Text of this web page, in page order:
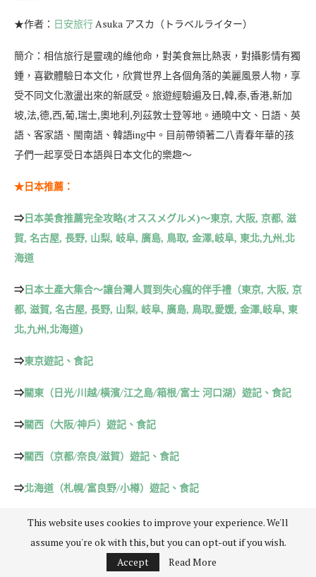
★作者： 日安旅行Asuka アスカ（トラベルライター）
簡介：相信旅行是靈魂的維他命，對美食無比熱衷，對攝影情有獨
鍾，喜歡體驗日本文化，欣賞世界上各個角落的美麗風景人物，享
受不同文化激盪出來的新感受。旅遊經驗遍及日,韓,泰,香港,新加
坡,法,德,西,葡,瑞士,奧地利,列茲敦士登等地。通曉中文、日語、英
語、客家語、閩南語、韓語ing中。目前帶領著二八青春年華的孩
子們一起享受日本語與日本文化的樂趣～
★日本推薦：
⇒日本美食推薦完全攻略(オススメグルメ)～東京, 大阪, 京都, 滋
賀, 名古屋, 長野, 山梨, 岐阜, 廣島, 鳥取, 金澤,岐阜, 東北,九州,北
海道
⇒日本土產大集合～讓台灣人買到失心瘋的伴手禮（東京, 大阪, 京
都, 滋賀, 名古屋, 長野, 山梨, 岐阜, 廣島, 鳥取,愛媛, 金澤,岐阜, 東
北,九州,北海道)
⇒東京遊記、食記
⇒關東（日光/川越/橫濱/江之島/箱根/富士 河口湖）遊記、食記
⇒關西（大阪/神戶）遊記、食記
⇒關西（京都/奈良/滋賀）遊記、食記
⇒北海道（札幌/富良野/小樽）遊記、食記
東北（青森/宮崎-仙台）
九州（福岡/熊本）遊記、食記
This website uses cookies to improve your experience. We'll
assume you're ok with this, but you can opt-out if you wish.
Accept
Read More